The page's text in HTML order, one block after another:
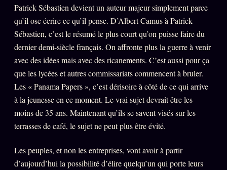
Patrick Sébastien devient un auteur majeur simplement parce
qu’il ose écrire ce qu’il pense. D’Albert Camus à Patrick
Sébastien, c’est le résumé le plus court qu’on puisse faire du
dernier demi-siècle français. On affronte plus la guerre à venir
avec des idées mais avec des ricanements. C’est aussi pour ça
que les lycées et autres commissariats commencent à bruler.
Les « Panama Papers », c’est dérisoire à côté de ce qui arrive
à la jeunesse en ce moment. Le vrai sujet devrait être les
moins de 35 ans. Maintenant qu’ils se savent visés sur les
terrasses de café, le sujet ne peut plus être évité.
Les peuples, et non les entreprises, vont avoir à partir
d’aujourd’hui la possibilité d’élire quelqu’un qui porte leurs